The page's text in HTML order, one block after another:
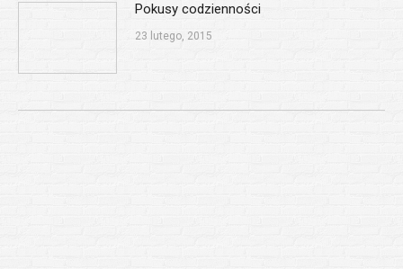
Pokusy codzienności
23 lutego, 2015